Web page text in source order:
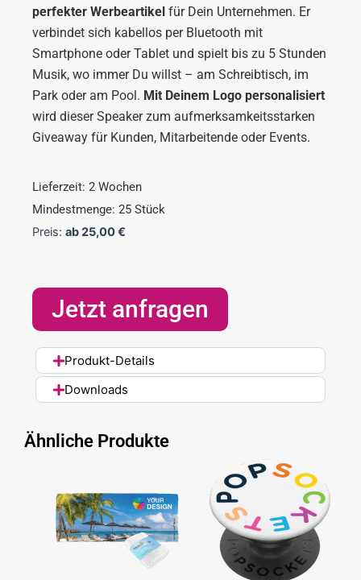
perfekter Werbeartikel für Dein Unternehmen. Er
verbindet sich kabellos per Bluetooth mit
Smartphone oder Tablet und spielt bis zu 5 Stunden
Musik, wo immer Du willst – am Schreibtisch, im
Park oder am Pool. Mit Deinem Logo personalisiert
wird dieser Speaker zum aufmerksamkeitsstarken
Giveaway für Kunden, Mitarbeitende oder Events.
Lieferzeit: 2 Wochen
Mindestmenge: 25 Stück
Preis: ab25,00€
Jetzt anfragen
Produkt-Details
Downloads
Ähnliche Produkte